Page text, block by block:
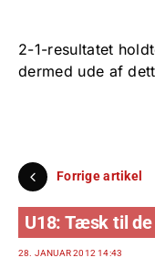
2-1-resultatet
dermed ude af
Forrige artikel
U18: Tæsk til
28. JANUAR 2012 14:43